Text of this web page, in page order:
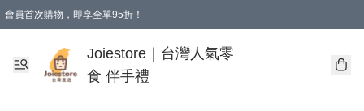
會員首次購物，即享全單95折！
購物滿 HKD 350.00即享免運費優惠！（適用於 本地送貨、本地取貨 )
Joiestore｜台灣人氣零
食 伴手禮